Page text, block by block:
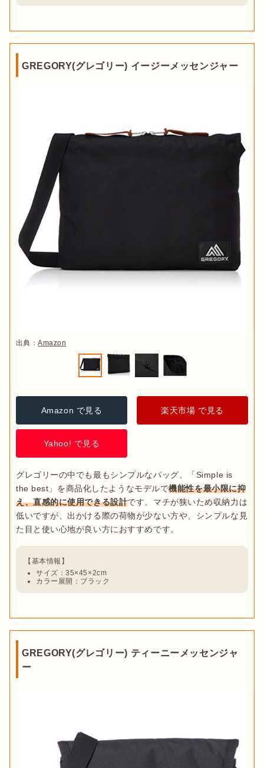
GREGORY(グレゴリー) イージーメッセンジャー
出典：Amazon
Amazon で見る 楽天市場 で見る
Yahoo! で見る
グレゴリーの中でも最もシンプルなパッグ。「Simple is
the best」を商品化したようなモデルで機能性を最小限に抑
え、直感的に使用できる設計です。マチが狭いため収納力は
低いですが、出かける際の荷物が少ない方や、シンプルな見
サイズ：35×45×2cm
カラー展開：ブラック
GREGORY(グレゴリー) ティーニーメッセンジャ
ー